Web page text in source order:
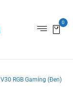
0
RGB Gaming (Đen)